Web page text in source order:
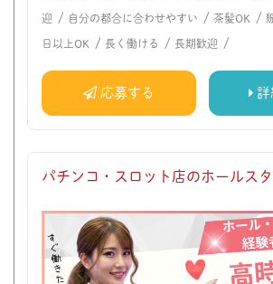
迎 / 自分の都合に合わせやすい / 茶髪OK /
日以上OK / 長く働ける / 長期歓迎 /
応募する 詳
パチンコ・スロット店のホールス